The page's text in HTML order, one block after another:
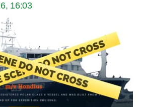
16:03